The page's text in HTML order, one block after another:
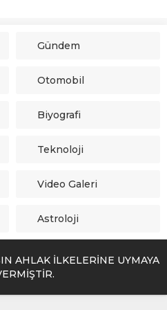
Gündem
Otomobil
Biyografi
Teknoloji
Video Galeri
Astroloji
AHLAK İLKELERİNE UYMAYA